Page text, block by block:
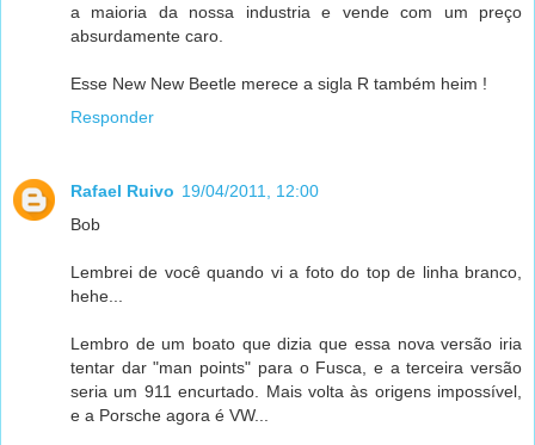
a maioria da nossa industria e vende com um preço
absurdamente caro.
Esse New New Beetle merece a sigla R também heim !
Responder
Rafael Ruivo 19/04/2011, 12:00
Bob
Lembrei de você quando vi a foto do top de linha branco,
hehe...
Lembro de um boato que dizia que essa nova versão iria
tentar dar "man points" para o Fusca, e a terceira versão
seria um 911 encurtado. Mais volta às origens impossível,
e a Porsche agora é VW...